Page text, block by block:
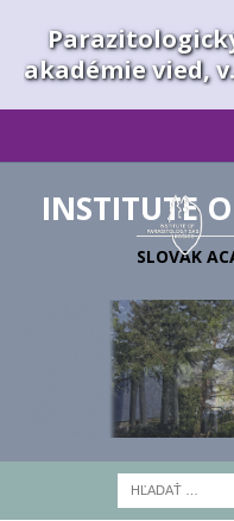
akadémie vied,
INSTITUTE
SLOVAK